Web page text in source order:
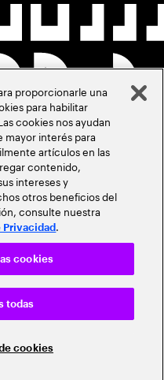
proporcionarle una
para habilitar
cookies nos ayudan
mayor interés para
artículos en las
contenido,
intereses y
otros beneficios del
consulte nuestra
Privacidad .
cookies
todas
cookies